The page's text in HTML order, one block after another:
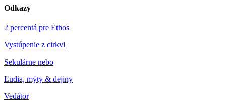
Odkazy
2 percentá pre Ethos
Vystúpenie z cirkvi
Sekulárne nebo
Ľudia, mýty & dejiny
Vedátor